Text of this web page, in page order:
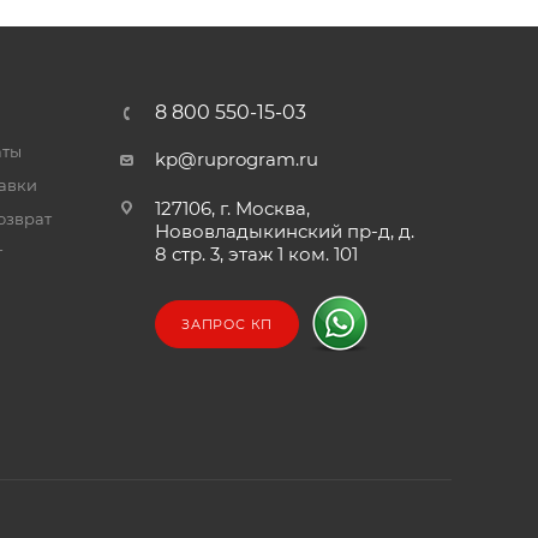
8 800 550-15-03
kp@ruprogram.ru
127106, г. Москва,
Нововладыкинский пр-д, д.
8 стр. 3, этаж 1 ком. 101
ЗАПРОС КП